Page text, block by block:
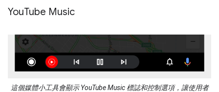
YouTube Music
這個媒體小工具會顯示 YouTube Music 標誌和控制選項，讓使用者